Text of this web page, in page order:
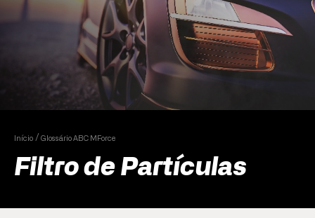
Início Glossário ABC MForce
Filtro de Partículas